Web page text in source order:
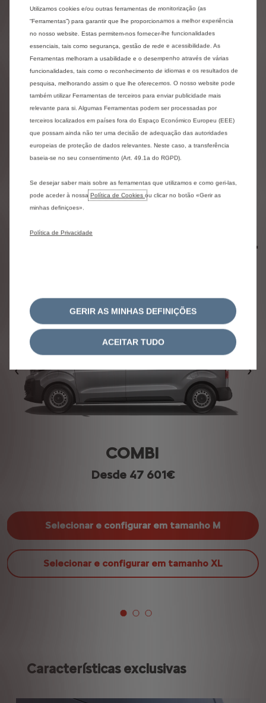
*a aguardar resultados do teste de homologação
O ë-SpaceTourer está disponível
em 5 cores
Selecione e configure o seu ë-
Anterior
COMBI
Desde 47 601€
Selecionar e configurar em tamanho M
Selecionar e configurar em tamanho XL
Características exclusivas
Utilizamos cookies e/ou outras ferramentas de monitorização (as
“Ferramentas”) para garantir que lhe proporcionamos a melhor experiência
no nosso website. Estas permitem-nos fornecer-lhe funcionalidades
essenciais, tais como segurança, gestão de rede e acessibilidade. As
Ferramentas melhoram a usabilidade e o desempenho através de várias
funcionalidades, tais como o reconhecimento de idiomas e os resultados de
pesquisa, melhorando assim o que lhe oferecemos. O nosso website pode
também utilizar Ferramentas de terceiros para enviar publicidade mais
relevante para si. Algumas Ferramentas podem ser processadas por
terceiros localizados em países fora do Espaço Económico Europeu (EEE)
que possam ainda não ter uma decisão de adequação das autoridades
europeias de proteção de dados relevantes. Neste caso, a transferência
baseia-se no seu consentimento (Art. 49.1a do RGPD).
Se desejar saber mais sobre as ferramentas que utilizamos e como geri-las,
pode aceder à nossa Política de Cookies ou clicar no botão «Gerir as
minhas definiçoes».
Política de Privacidade
GERIR AS MINHAS DEFINIÇÕES
ACEITAR TUDO